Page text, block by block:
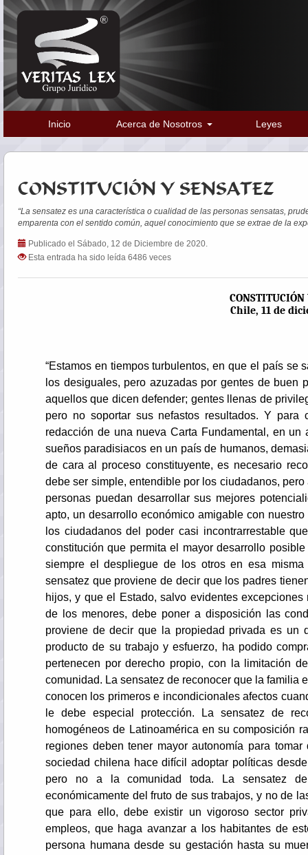
Inicio Acerca de Nosotros Leyes
CONSTITUCIÓN Y SENSATEZ
“La sensatez es una característica o cualidad de las personas sensatas,
emparenta con el sentido común, aquel conocimiento que se extrae de la
Publicado el Sábado, 12 de Diciembre de 2020.
Esta entrada ha sido leída 6486 veces
CONSTITUCIÓN
Chile, 11 de
“Estamos en tiempos turbulentos, en que el país se
los desiguales, pero azuzadas por gentes de
aquellos que dicen defender; gentes llenas de
pero no soportar sus nefastos resultados. Y para
redacción de una nueva Carta Fundamental, en
sueños paradisiacos en un país de humanos,
de cara al proceso constituyente, es necesario
debe ser simple, entendible por los ciudadanos,
personas puedan desarrollar sus mejores
apto, un desarrollo económico amigable con
los ciudadanos del poder casi incontrarrestable
constitución que permita el mayor desarrollo
siempre el despliegue de los otros en esa
sensatez que proviene de decir que los padres
hijos, y que el Estado, salvo evidentes
de los menores, debe poner a disposición las
proviene de decir que la propiedad privada es un
producto de su trabajo y esfuerzo, ha podido
pertenecen por derecho propio, con la limitación
comunidad. La sensatez de reconocer que la familia
conocen los primeros e incondicionales afectos
le debe especial protección. La sensatez de
homogéneos de Latinoamérica en su composición
regiones deben tener mayor autonomía para
sociedad chilena hace difícil adoptar políticas
pero no a la comunidad toda. La sensatez
económicamente del fruto de sus trabajos, y no de
que para ello, debe existir un vigoroso sector
empleos, que haga avanzar a los habitantes de
persona humana desde su gestación hasta su